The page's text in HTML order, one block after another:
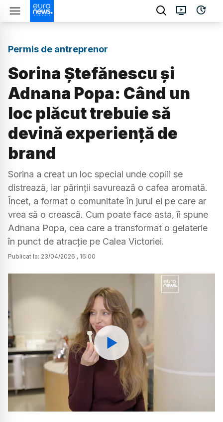
Permis de antreprenor
Sorina Ștefănescu și
Adnana Popa: Când un
loc plăcut trebuie să
devină experiență de
brand
Sorina a creat un loc special unde copiii se
distrează, iar părinții savurează o cafea aromată.
Încet, a format o comunitate în jurul ei pe care ar
vrea să o crească. Cum poate face asta, îi spune
Adnana Popa, cea care a transformat o gelaterie
în punct de atracție pe Calea Victoriei.
Publicat la: 23/04/2026 , 16:00
Watch